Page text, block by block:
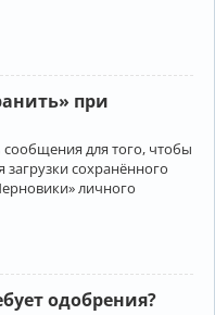
при
сообщения для того, чтобы
сохранённого
личного
одобрения?